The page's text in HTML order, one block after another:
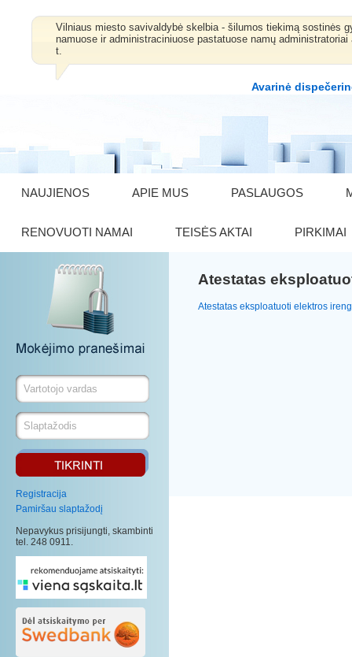
Vilniaus miesto savivaldybė skelbia - šilumos tiekimą sostinės
namuose ir administraciniuose pastatuose namų
t.
Avarinė
NAUJIENOS APIE MUS PASLAUGOS
RENOVUOTI NAMAI TEISĖS AKTAI PIRKIMAI
Registracija
Pamiršau slaptažodį
Nepavykus prisijungti, skambinti
tel. 248 0911.
Atestatas
Atestatas eksploatuoti elektros